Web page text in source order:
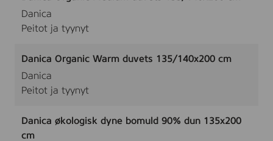
Danica
Peitot ja tyynyt
Danica Organic Warm duvets 135/140x200 cm
Danica
Peitot ja tyynyt
Danica økologisk dyne bomuld 90% dun 135x200
cm